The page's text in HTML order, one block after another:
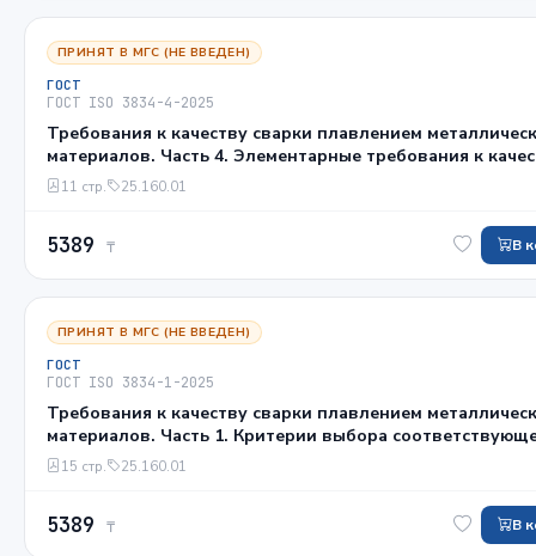
ПРИНЯТ В МГС (НЕ ВВЕДЕН)
ГОСТ
ГОСТ ISO 3834-4-2025
Требования к качеству сварки плавлением
материалов. Часть 4. Элементарные требования к
11 стр. 25.160.01
5389 ₸ В
ПРИНЯТ В МГС (НЕ ВВЕДЕН)
ГОСТ
ГОСТ ISO 3834-1-2025
Требования к качеству сварки плавлением
материалов. Часть 1. Критерии выбора
уровня требований к качеству
15 стр. 25.160.01
5389 ₸ В